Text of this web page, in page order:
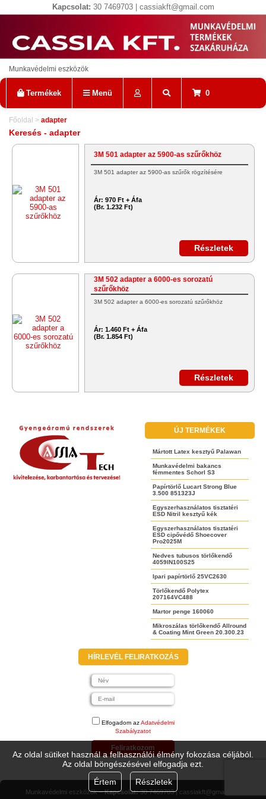
Az oldal sütiket használ a felhasználói élmény fokozása céljából.
Az oldal böngészésével elfogadja ezt.
Értem
Részletek
Kapcsolat: 30 7469703 | cassiakft@gmail.com
Munkavédelmi eszközök
Termékek Menü 0
Főoldal > adapter
Keresés - adapter
3M 501 adapter az 5900-as szűrőkhöz
3M 501 adapter az 5900-as szűrők rögzítésére
Ár: 970 Ft + Áfa
(Br. 1.232 Ft)
Részletek
3M 502 adapter a 6000-es sorozatú
szűrőkhöz
3M 502 adapter a 6000-es sorozatú szűrőkhöz
Ár: 1.460 Ft + Áfa
(Br. 1.854 Ft)
Részletek
ÚJ TERMÉKEK
Mártott Latex kesztyű Palawan
Munkavédelmi bakancs
fémmentes Schorl S3
Papírtörlő Lucart Strong Blue
3.500 851323J
Egyszerhasználatos tisztatéri
ESD Nitril kesztyű kék
Egyszerhasználatos tisztatéri
ESD cipővédő Shoecover
Pro2025M
Nedves tubusos törlőkendő
4059IN100S25
Ipari papírtörlő 25VC2630
Törlőkendő Polytex
207164VC488
Martor penge 160060
Mikroszálas törlőkendő Allround
& Coating Mint Green 20.300.23
HÍRLEVÉL FELIRATKOZÁS
Elfogadom azAdatvédelmi
Szabályzatot
Feliratkozom
Munkavédelmi eszközök –Kapcsolat:30 7469703 | cassiakft@gmail.com